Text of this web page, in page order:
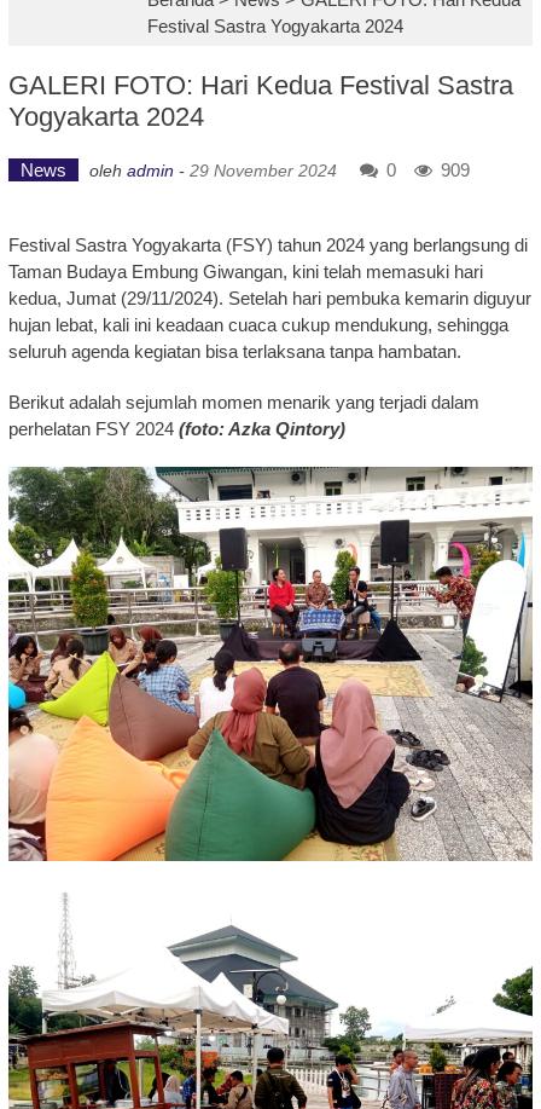
Festival Sastra Yogyakarta 2024
GALERI FOTO: Hari Kedua Festival Sastra
Yogyakarta 2024
News oleh admin - 29 November 2024 0 909
Festival Sastra Yogyakarta (FSY) tahun 2024 yang berlangsung di
Taman Budaya Embung Giwangan, kini telah memasuki hari
kedua, Jumat (29/11/2024). Setelah hari pembuka kemarin diguyur
hujan lebat, kali ini keadaan cuaca cukup mendukung, sehingga
seluruh agenda kegiatan bisa terlaksana tanpa hambatan.
Berikut adalah sejumlah momen menarik yang terjadi dalam
perhelatan FSY 2024 (foto: Azka Qintory)